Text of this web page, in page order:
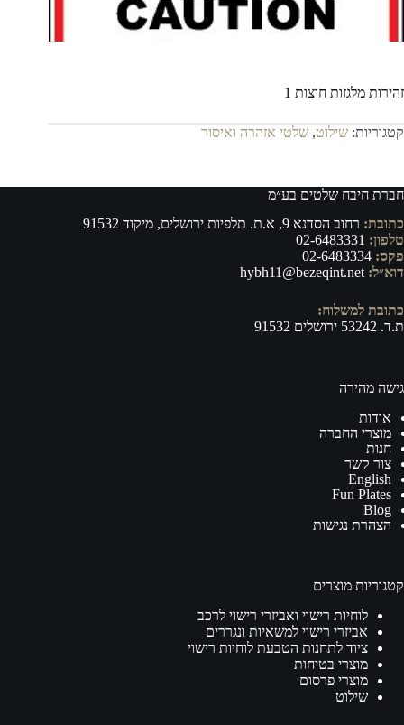
זהירות מלגזות חוצות 1
קטגוריות: שילוט, שלטי אזהרה ואיסור
חברת חיבח שלטים בע״מ
כתובת: רחוב הסדנא 9, א.ת. תלפיות ירושלים, מיקוד 91532
טלפון: 02-6483331
פקס:
דוא״ל: hybh11@bezeqint.net
כתובת למשלוח:
ת.ד. 53242 ירושלים 91532
גישה מהירה
אודות
מוצרי החברה
חנות
צור קשר
English
Fun Plates
Blog
הצהרת נגישות
קטגוריות מוצרים
לוחיות רישוי ואביזרי רישוי לרכב
אביזרי רישוי למשאיות ונגררים
ציוד לתחנות הטבעת לוחיות רישוי
מוצרי בטיחות
מוצרי פרסום
שילוט